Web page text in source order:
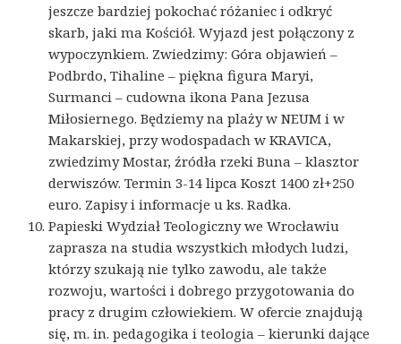
jeszcze bardziej pokochać różaniec i odkryć
skarb, jaki ma Kościół. Wyjazd jest połączony z
wypoczynkiem. Zwiedzimy: Góra objawień –
Podbrdo, Tihaline – piękna figura Maryi,
Surmanci – cudowna ikona Pana Jezusa
Miłosiernego. Będziemy na plaży w NEUM i w
Makarskiej, przy wodospadach w KRAVICA,
zwiedzimy Mostar, źródła rzeki Buna – klasztor
derwiszów. Termin 3-14 lipca Koszt 1400 zł+250
euro. Zapisy i informacje u ks. Radka.
Papieski Wydział Teologiczny we Wrocławiu
zaprasza na studia wszystkich młodych ludzi,
którzy szukają nie tylko zawodu, ale także
rozwoju, wartości i dobrego przygotowania do
pracy z drugim człowiekiem. W ofercie znajdują
się, m. in. pedagogika i teologia – kierunki dające